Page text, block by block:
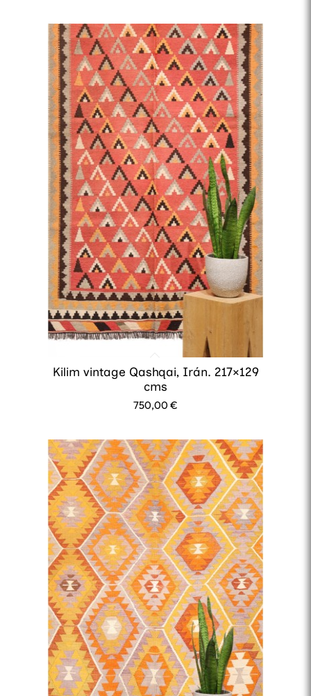
Kilim vintage Qashqai, Irán. 217×129
cms
750,00€